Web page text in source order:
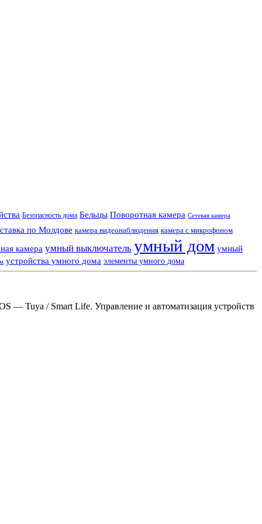
Безопасность дома Бельцы Поворотная камера Сетевая камера
по Молдове камера видеонаблюдения камера с микрофоном
камера умный выключатель умный дом умный
устройства умного дома элементы умного дома
— Tuya / Smart Life. Управление и автоматизация устройств